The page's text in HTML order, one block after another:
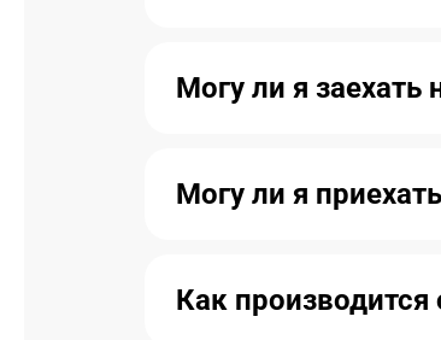
Могу ли я заехать
Могу ли я
Как производится